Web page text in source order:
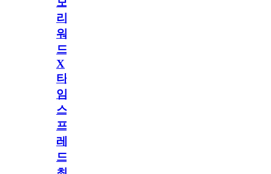
리
워
드
X
타
임
스
프
레
드]